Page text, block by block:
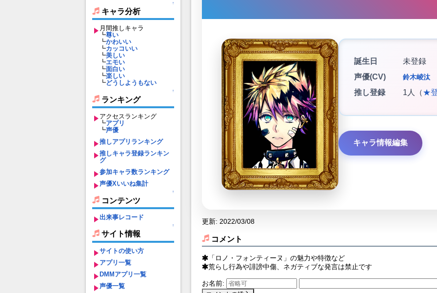
↑
キャラ分析
月間推しキャラ
┗尊い
┗かわいい
┗カッコいい
┗美しい
┗エモい
┗面白い
┗楽しい
┗どうしようもない
↑
ランキング
アクセスランキング
┗アプリ
┗声優
推しアプリランキング
推しキャラ登録ランキン
グ
参加キャラ数ランキング
声優Xいいね集計
↑
コンテンツ
出来事レコード
↑
サイト情報
サイトの使い方
アプリ一覧
DMMアプリ一覧
声優一覧
誕生日
未登録
声優(CV)
鈴木崚汰
推し登録 1人（★
キャラ情報編集
更新: 2022/03/08
コメント
「ロノ・フォンティーヌ」の魅力や特徴など
荒らし行為や誹謗中傷、ネガティブな発言は禁止です
お名前: